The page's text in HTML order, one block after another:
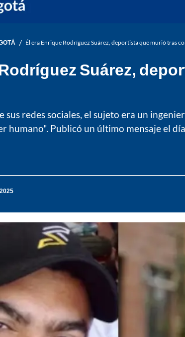
/ Él era Enrique Rodríguez Suárez, deportista que murió tras
Suárez,
redes sociales, el sujeto era un
humano". Publicó un último mensaje el